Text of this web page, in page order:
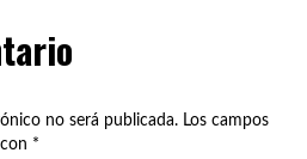
no será publicada. Los campos
*